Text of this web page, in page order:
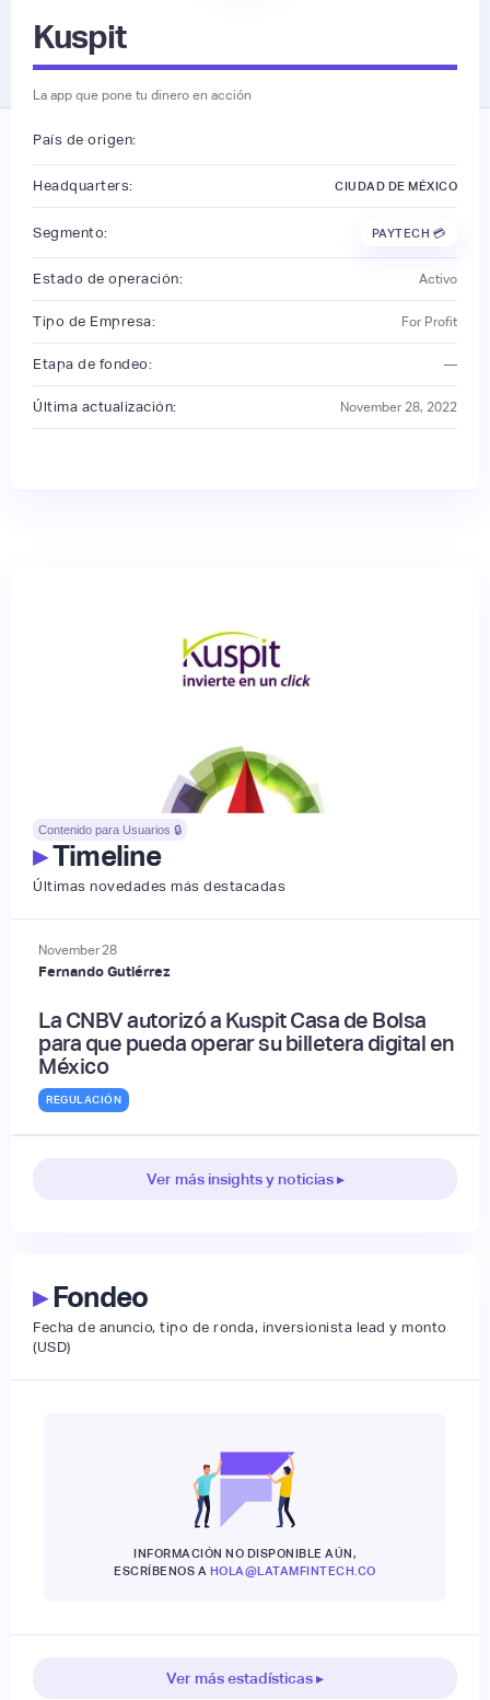
Kuspit
La app que pone tu dinero en acción
País de origen:
Headquarters: CIUDAD DE MÉXICO
Segmento: PAYTECH 💳
Estado de operación: Activo
Tipo de Empresa: For Profit
Etapa de fondeo: —
Última actualización: November 28, 2022
Contenido para Usuarios 🔒
▸Timeline
Últimas novedades más destacadas
November 28
Fernando Gutiérrez
La CNBV autorizó a Kuspit Casa de Bolsa
para que pueda operar su billetera digital en
México
REGULACIÓN
Ver más insights y noticias ▸
▸Fondeo
Fecha de anuncio, tipo de ronda, inversionista lead y monto
(USD)
INFORMACIÓN NO DISPONIBLE AÚN,
ESCRÍBENOS A HOLA@LATAMFINTECH.CO
Ver más estadísticas ▸